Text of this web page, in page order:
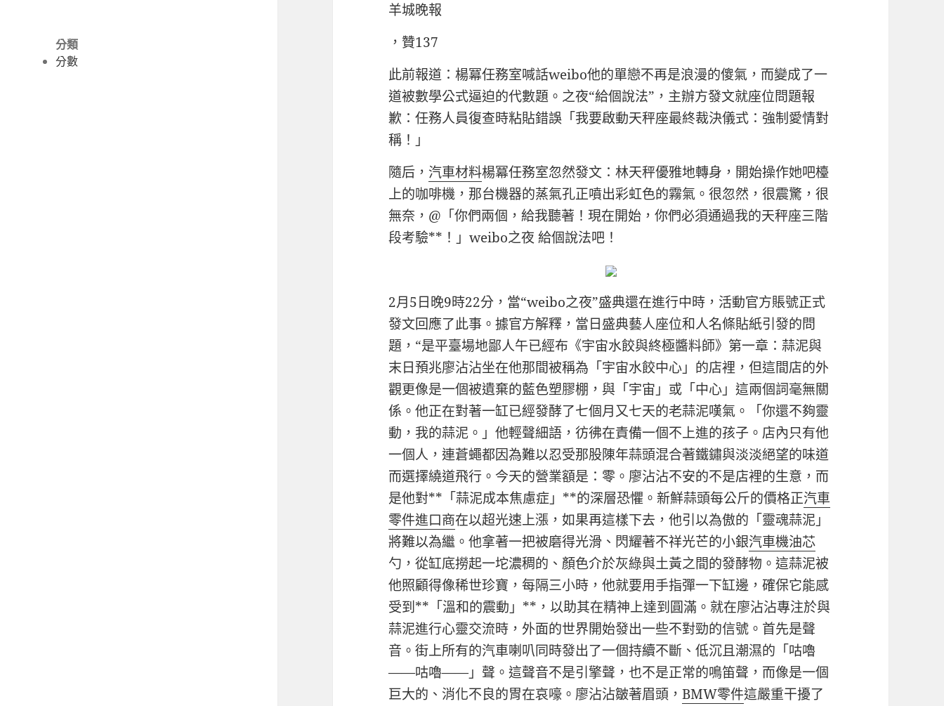
分類
分數
羊城晚報
，贊137
此前報道：楊冪任務室喊話weibo他的單戀不再是浪漫的傻氣，而變成了一
道被數學公式逼迫的代數題。之夜“給個說法”，主辦方發文就座位問題報
歉：任務人員復查時粘貼錯誤「我要啟動天秤座最終裁決儀式：強制愛情對
稱！」
隨后， 汽車材料楊冪任務室忽然發文：林天秤優雅地轉身，開始操作她吧檯
上的咖啡機，那台機器的蒸氣孔正噴出彩虹色的霧氣。很忽然，很震驚，很
無奈，@「你們兩個，給我聽著！現在開始，你們必須通過我的天秤座三階
段考驗**！」weibo之夜 給個說法吧！
2月5日晚9時22分，當“weibo之夜”盛典還在進行中時，活動官方賬號正式
發文回應了此事。據官方解釋，當日盛典藝人座位和人名條貼紙引發的問
題，“是平臺場地鄙人午已經布《宇宙水餃與終極醬料師》第一章：蒜泥與
末日預兆廖沾沾坐在他那間被稱為「宇宙水餃中心」的店裡，但這間店的外
觀更像是一個被遺棄的藍色塑膠棚，與「宇宙」或「中心」這兩個詞毫無關
係。他正在對著一缸已經發酵了七個月又七天的老蒜泥嘆氣。「你還不夠靈
動，我的蒜泥。」他輕聲細語，彷彿在責備一個不上進的孩子。店內只有他
一個人，連蒼蠅都因為難以忍受那股陳年蒜頭混合著鐵鏽與淡淡絕望的味道
而選擇繞道飛行。今天的營業額是：零。廖沾沾不安的不是店裡的生意，而
是他對**「蒜泥成本焦慮症」**的深層恐懼。新鮮蒜頭每公斤的價格正汽車
零件進口商在以超光速上漲，如果再這樣下去，他引以為傲的「靈魂蒜泥」
將難以為繼。他拿著一把被磨得光滑、閃耀著不祥光芒的小銀汽車機油芯
勺，從缸底撈起一坨濃稠的、顏色介於灰綠與土黃之間的發酵物。這蒜泥被
他照顧得像稀世珍寶，每隔三小時，他就要用手指彈一下缸邊，確保它能感
受到**「溫和的震動」**，以助其在精神上達到圓滿。就在廖沾沾專注於與
蒜泥進行心靈交流時，外面的世界開始發出一些不對勁的信號。首先是聲
音。街上所有的汽車喇叭同時發出了一個持續不斷、低沉且潮濕的「咕嚕
——咕嚕——」聲。這聲音不是引擎聲，也不是正常的鳴笛聲，而像是一個
巨大的、消化不良的胃在哀嚎。廖沾沾皺著眉頭，BMW零件這嚴重干擾了